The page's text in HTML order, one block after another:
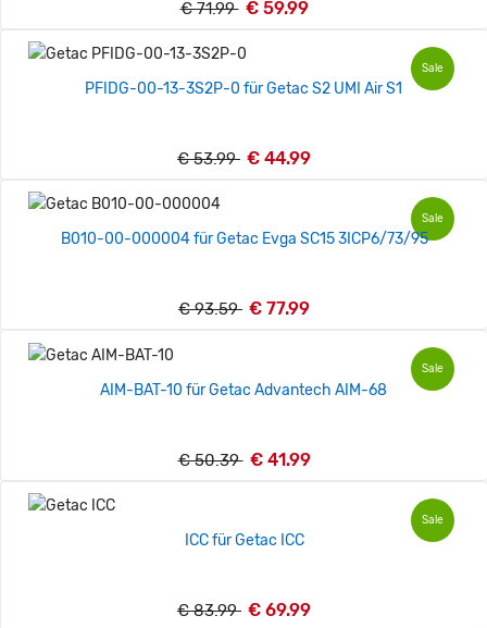
€ 71.99 € 59.99
Sale
PFIDG-00-13-3S2P-0 für Getac S2 UMI Air S1
€ 53.99 € 44.99
Sale
B010-00-000004 für Getac Evga SC15 3ICP6/73/95
€ 93.59 € 77.99
Sale
AIM-BAT-10 für Getac Advantech AIM-68
€ 50.39 € 41.99
Sale
ICC für Getac ICC
€ 83.99 € 69.99